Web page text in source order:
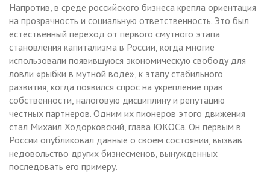
Напротив, в среде российского бизнеса крепла ориентация
на прозрачность и социальную ответственность. Это был
естественный переход от первого смутного этапа
становления капитализма в России, когда многие
использовали появившуюся экономическую свободу для
ловли «рыбки в мутной воде», к этапу стабильного
развития, когда появился спрос на укрепление прав
собственности, налоговую дисциплину и репутацию
честных партнеров. Одним их пионеров этого движения
стал Михаил Ходорковский, глава ЮКОСа. Он первым в
России опубликовал данные о своем состоянии, вызвав
недовольство других бизнесменов, вынужденных
последовать его примеру.